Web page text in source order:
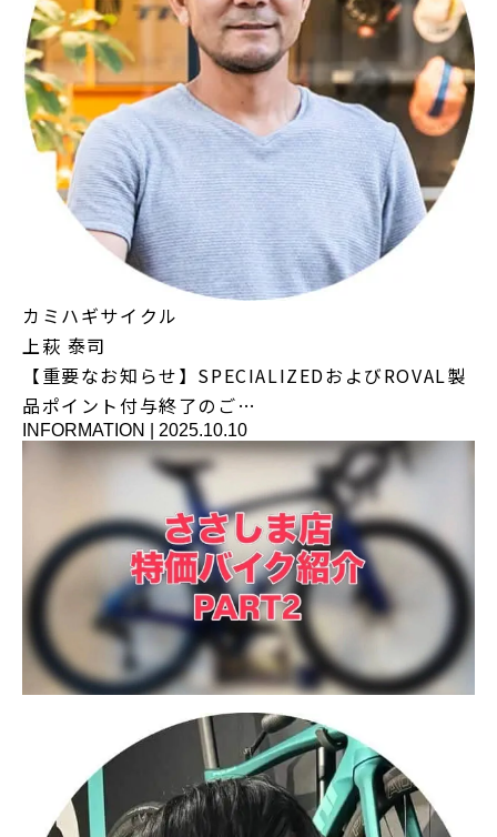
カミハギサイクル
上萩 泰司
【重要なお知らせ】SPECIALIZEDおよびROVAL製
品ポイント付与終了のご…
INFORMATION 2025.10.10